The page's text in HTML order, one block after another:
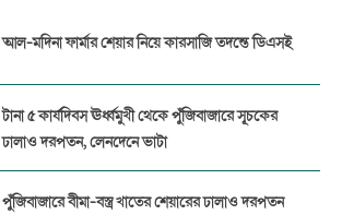
আল-মদিনা ফার্মার শেয়ার নিয়ে কারসাজি তদন্তে ডিএসই
টানা ৫ কার্যদিবস ঊর্ধ্বমুখী থেকে পুঁজিবাজারে সূচকের
ঢালাও দরপতন, লেনদেনে ভাটা
পুঁজিবাজারে বীমা-বস্ত্র খাতের শেয়ারের ঢালাও দরপতন